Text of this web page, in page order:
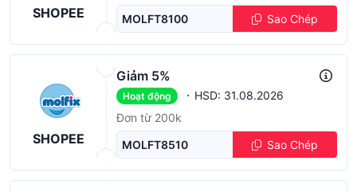
SHOPEE
MOLFT8100
Sao Chép
SHOPEE
Giảm 5%
Hoạt động · HSD: 31.08.2026
Đơn từ 200k
MOLFT8510
Sao Chép